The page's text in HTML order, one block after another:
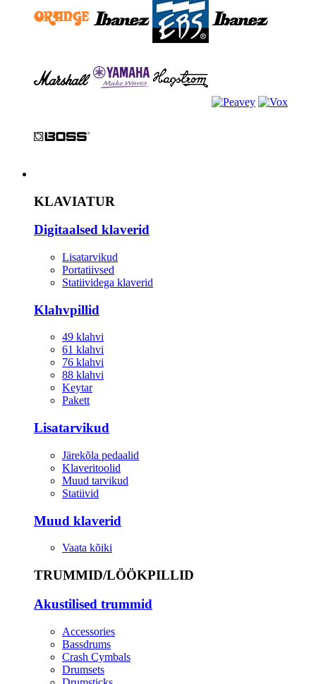
KLAVIATUR
Digitaalsed klaverid
Lisatarvikud
Portatiivsed
Statiividega klaverid
Klahvpillid
49 klahvi
61 klahvi
76 klahvi
88 klahvi
Keytar
Pakett
Lisatarvikud
Järekõla pedaalid
Klaveritoolid
Muud tarvikud
Statiivid
Muud klaverid
Vaata kõiki
TRUMMID/LÖÖKPILLID
Akustilised trummid
Accessories
Bassdrums
Crash Cymbals
Drumsets